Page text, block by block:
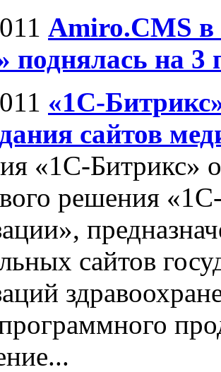
Amiro.CMS в
поднялась на 3
«1С-
сайтов
«1С-Битрикс»
решения
сайтов